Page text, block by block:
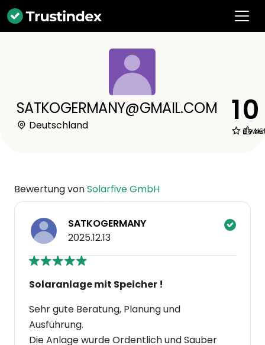
SATKOGERMANY@GMAIL.COM
Deutschland 10
Bewertung vonSolarfive GmbH
SATKOGERMANY
2025.12.13
Solaranlage mit Speicher !
Sehr gute Beratung, Planung und
Ausführung.
Die Anlage wurde Ordentlich und Sauber